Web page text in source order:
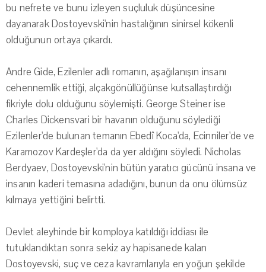
bu nefrete ve bunu izleyen suçluluk düşüncesine
dayanarak Dostoyevski'nin hastalığının sinirsel kökenli
olduğunun ortaya çıkardı.
Andre Gide, Ezilenler adlı romanın, aşağılanışın insanı
cehennemlik ettiği, alçakgönüllüğünse kutsallaştırdığı
fikriyle dolu olduğunu söylemişti. George Steiner ise
Charles Dickensvari bir havanın olduğunu söylediği
Ezilenler'de bulunan temanın Ebedî Koca'da, Ecinniler'de ve
Karamozov Kardeşler'da da yer aldığını söyledi. Nicholas
Berdyaev, Dostoyevski'nin bütün yaratıcı gücünü insana ve
insanın kaderi temasına adadığını, bunun da onu ölümsüz
kılmaya yettiğini belirtti.
Devlet aleyhinde bir komploya katıldığı iddiası ile
tutuklandıktan sonra sekiz ay hapisanede kalan
Dostoyevski, suç ve ceza kavramlarıyla en yoğun şekilde